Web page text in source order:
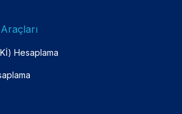
Hesaplama